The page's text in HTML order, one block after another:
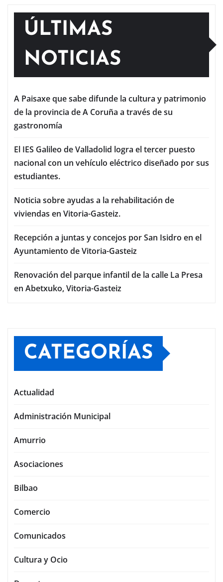
ÚLTIMAS
NOTICIAS
A Paisaxe que sabe difunde la cultura y patrimonio
de la provincia de A Coruña a través de su
gastronomía
El IES Galileo de Valladolid logra el tercer puesto
nacional con un vehículo eléctrico diseñado por sus
estudiantes.
Noticia sobre ayudas a la rehabilitación de
viviendas en Vitoria-Gasteiz.
Recepción a juntas y concejos por San Isidro en el
Ayuntamiento de Vitoria-Gasteiz
Renovación del parque infantil de la calle La Presa
en Abetxuko, Vitoria-Gasteiz
CATEGORÍAS
Actualidad
Administración Municipal
Amurrio
Asociaciones
Bilbao
Comercio
Comunicados
Cultura y Ocio